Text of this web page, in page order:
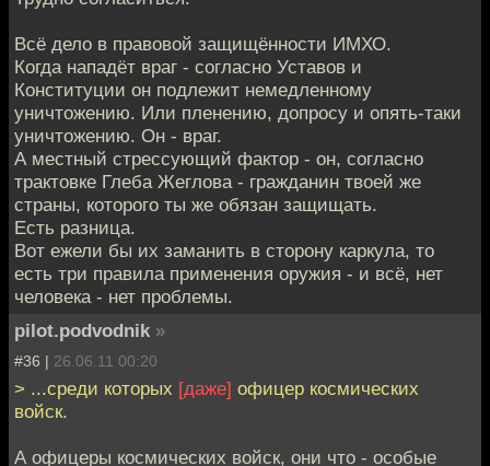
Всё дело в правовой защищённости ИМХО.
Когда нападёт враг - согласно Уставов и
Конституции он подлежит немедленному
уничтожению. Или пленению, допросу и опять-таки
уничтожению. Он - враг.
А местный стрессующий фактор - он, согласно
трактовке Глеба Жеглова - гражданин твоей же
страны, которого ты же обязан защищать.
Есть разница.
Вот ежели бы их заманить в сторону каркула, то
есть три правила применения оружия - и всё, нет
человека - нет проблемы.
pilot.podvodnik »
#36 | 26.06.11 00:20
> ...среди которых [даже] офицер космических
войск.
А офицеры космических войск, они что - особые